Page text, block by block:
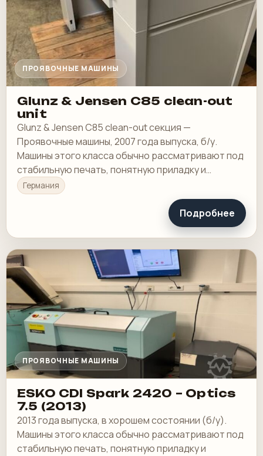
ПРОЯВОЧНЫЕ МАШИНЫ
Glunz & Jensen C85 clean-out
unit
Glunz & Jensen C85 clean-out секция —
Проявочные машины, 2007 года выпуска, б/у.
Машины этого класса обычно рассматривают под
стабильную печать, понятную приладку и
рабочую загрузку в смене.
Германия
Подробнее
ПРОЯВОЧНЫЕ МАШИНЫ
ESKO CDI Spark 2420 – Optics
7.5 (2013)
2013 года выпуска, в хорошем состоянии (б/у).
Машины этого класса обычно рассматривают под
стабильную печать, понятную приладку и